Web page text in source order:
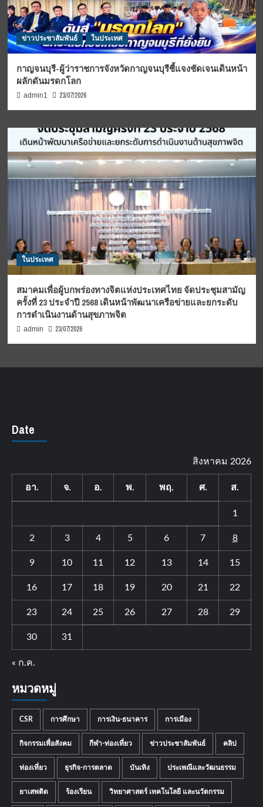
ข่าวประชาสัมพันธ์ ในประเทศ
กาญจนบุรี-ผู้ว่าราชการจังหวัดกาญจนบุรีชี้แจงชัดเจนเดินหน้า
ผลักดันมรดกโลก
admin1 23/07/2026
ในประเทศ
สมาคมเพื่อผู้บกพร่องทางจิตแห่งประเทศไทย จัดประชุมสามัญ
ครั้งที่ 23 ประจำปี 2568 เดินหน้าพัฒนาเครือข่ายและยกระดับ
การดำเนินงานด้านสุขภาพจิต
admin 23/07/2026
Date
สิงหาคม 2026
อา. จ. อ. พ. พฤ. ศ. ส.
1
2 3 4 5 6 7 8
9 10 11 12 13 14 15
16 17 18 19 20 21 22
23 24 25 26 27 28 29
30 31
« ก.ค.
หมวดหมู่
CSR การศึกษา การเงิน-ธนาคาร การเมือง
กิจกรรมเพื่อสังคม กีฬา-ท่องเที่ยว ข่าวประชาสัมพันธ์ คลิป
ท่องเที่ยว ธุรกิจ-การตลาด บันเทิง ประเพณีและวัฒนธรรม
ยาเสพติด ร้องเรียน วิทยาศาสตร์ เทคโนโลยี และนวัตกรรม